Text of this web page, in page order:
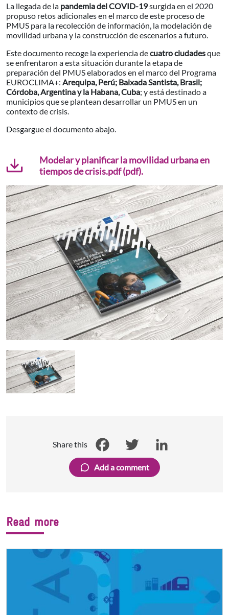
La llegada de la pandemia del COVID-19surgida en el 2020
propuso retos adicionales en el marco de este proceso de
PMUS para la recolección de información, la modelación de
movilidad urbana y la construcción de escenarios a futuro.
Este documento recoge la experiencia decuatro ciudadesque
se enfrentaron a esta situación durante la etapa de
preparación del PMUS elaborados en el marco del Programa
EUROCLIMA+: Arequipa, Perú; Baixada Santista, Brasil;
Córdoba, Argentina y la Habana, Cuba; y está destinado a
municipios que se plantean desarrollar un PMUS en un
contexto de crisis.
Desgargue el documento abajo.
Modelar y planificar la movilidad urbana en
tiempos de crisis.pdf (pdf).
Share this
Facebook
LinkedIn
Add a comment
Read more